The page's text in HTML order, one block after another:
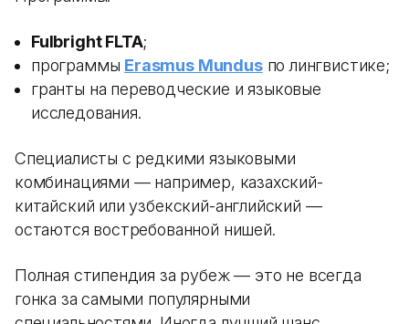
Fulbright FLTA;
программы Erasmus Mundusпо лингвистике;
гранты на переводческие и языковые
исследования.
Специалисты с редкими языковыми
комбинациями — например, казахский-
китайский или узбекский-английский —
остаются востребованной нишей.
Полная стипендия за рубеж — это не всегда
гонка за самыми популярными